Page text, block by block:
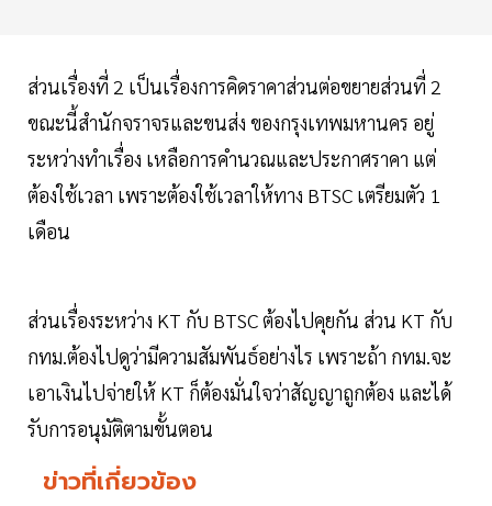
ส่วนเรื่องที่ 2 เป็นเรื่องการคิดราคาส่วนต่อขยายส่วนที่ 2
ขณะนี้สำนักจราจรและขนส่ง ของกรุงเทพมหานคร อยู่
ระหว่างทำเรื่อง เหลือการคำนวณและประกาศราคา แต่
ต้องใช้เวลา เพราะต้องใช้เวลาให้ทาง BTSC เตรียมตัว 1
เดือน
ส่วนเรื่องระหว่าง KT กับ BTSC ต้องไปคุยกัน ส่วน KT กับ
กทม.ต้องไปดูว่ามีความสัมพันธ์อย่างไร เพราะถ้า กทม.จะ
เอาเงินไปจ่ายให้ KT ก็ต้องมั่นใจว่าสัญญาถูกต้อง และได้
รับการอนุมัติตามขั้นตอน
ข่าวที่เกี่ยวข้อง